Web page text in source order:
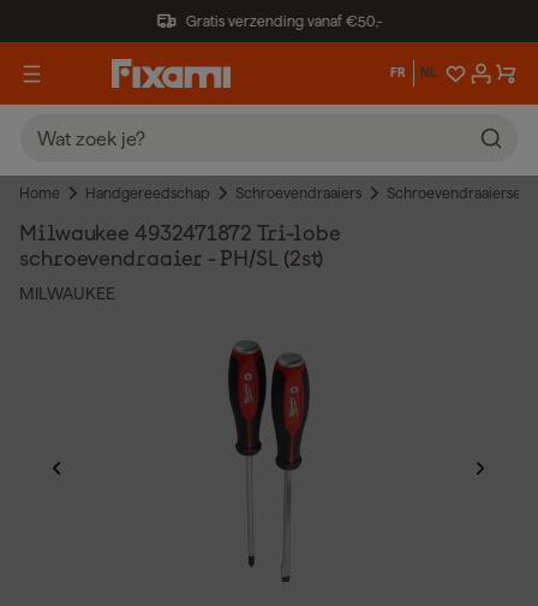
Gratis verzending vanaf €50,-
FR NL
Home Handgereedschap Schroevendraaiers Schroevendraaiersets
Milwaukee 4932471872 Tri-lobe
schroevendraaier - PH/SL (2st)
MILWAUKEE